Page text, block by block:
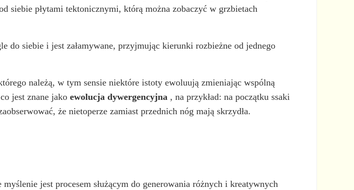
siebie płytami tektonicznymi, którą można zobaczyć w grzbietach
do siebie i jest załamywane, przyjmując kierunki rozbieżne od jednego
należą, w tym sensie niektóre istoty ewoluują zmieniając wspólną
jest znane jakoewolucja dywergencyjna , na przykład: na początku ssaki
że nietoperze zamiast przednich nóg mają skrzydła.
jest procesem służącym do generowania różnych i kreatywnych